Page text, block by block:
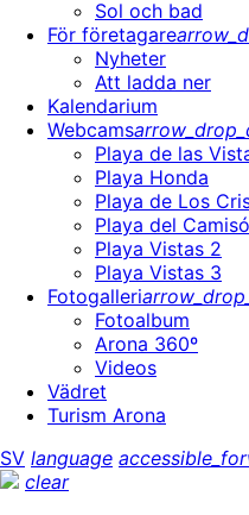
Sol och bad
För företagare
Nyheter
Att ladda ner
Kalendarium
Webcams
Playa de las
Playa Honda
Playa de Los
Playa del
Playa Vistas 2
Playa Vistas 3
Fotogalleri
Fotoalbum
Arona 360º
Videos
Vädret
Turism Arona
SV language
clear